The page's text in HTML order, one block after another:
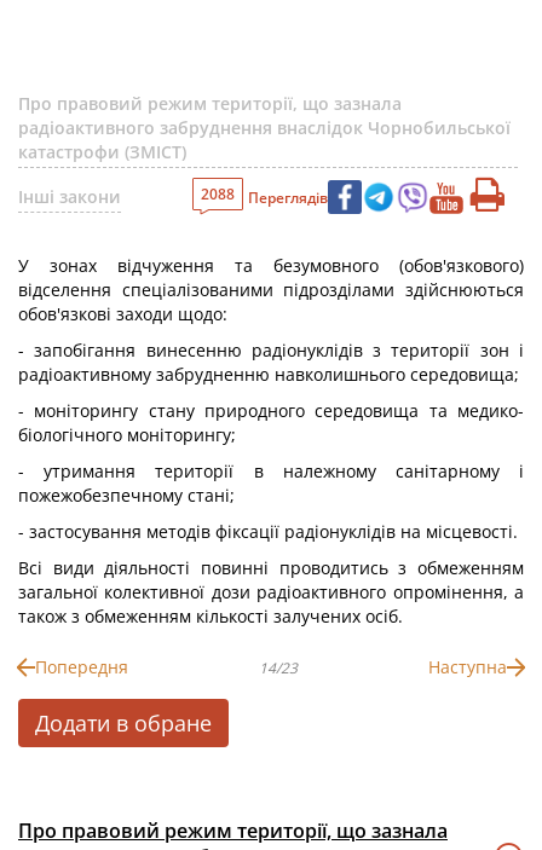
Про правовий режим території, що зазнала
радіоактивного забруднення внаслідок Чорнобильської
катастрофи (ЗМІСТ)
Інші закони
2088 Переглядів
У зонах відчуження та безумовного (обов'язкового)
відселення спеціалізованими підрозділами здійснюються
обов'язкові заходи щодо:
- запобігання винесенню радіонуклідів з території зон і
радіоактивному забрудненню навколишнього середовища;
- моніторингу стану природного середовища та медико-
біологічного моніторингу;
- утримання території в належному санітарному і
пожежобезпечному стані;
- застосування методів фіксації радіонуклідів на місцевості.
Всі види діяльності повинні проводитись з обмеженням
загальної колективної дози радіоактивного опромінення, а
також з обмеженням кількості залучених осіб.
Попередня 14/23 Наступна
Додати в обране
Про правовий режим території, що зазнала